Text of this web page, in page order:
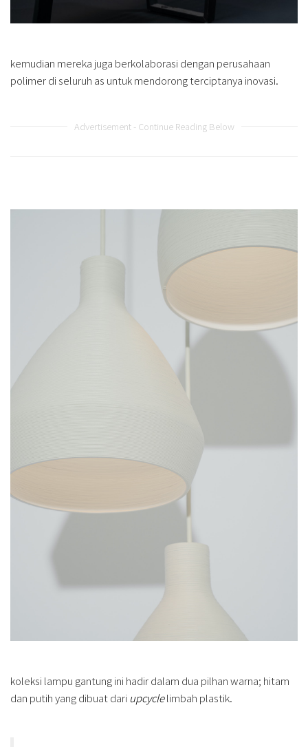
kemudian mereka juga berkolaborasi dengan perusahaan
polimer di seluruh as untuk mendorong terciptanya inovasi.
Advertisement - Continue Reading Below
koleksi lampu gantung ini hadir dalam dua pilhan warna; hitam
dan putih yang dibuat dari upcyclelimbah plastik.